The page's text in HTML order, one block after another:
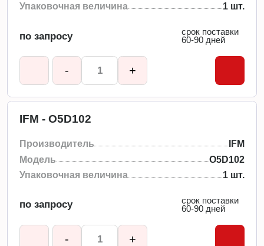
Упаковочная величина
1 шт.
по запросу
срок поставки
60-90 дней
- +
IFM - O5D102
Производитель
IFM
Модель
O5D102
Упаковочная величина
1 шт.
по запросу
срок поставки
60-90 дней
- +